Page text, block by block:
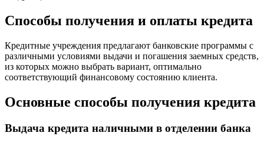
Способы получения и оплаты кредита
Кредитные учреждения предлагают банковские программы с
различными условиями выдачи и погашения заемных средств,
из которых можно выбрать вариант, оптимально
соответствующий финансовому состоянию клиента.
Основные способы получения кредита
Выдача кредита наличными в отделении банка